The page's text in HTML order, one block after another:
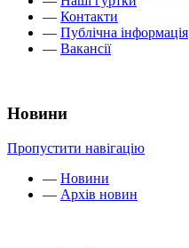
— Контакти
— Публічна інформація
— Вакансії
Новини
Пропустити навігацію
— Новини
— Архів новин